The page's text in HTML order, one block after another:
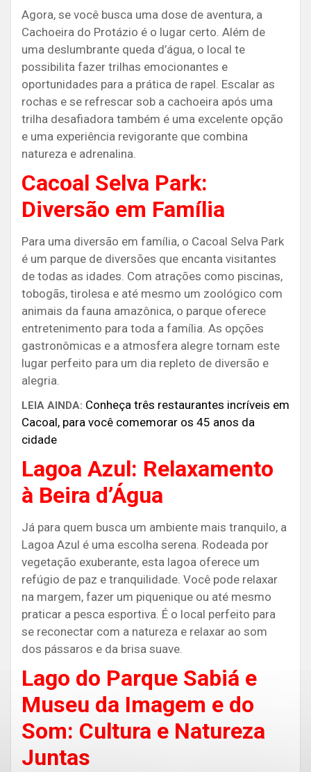
Agora, se você busca uma dose de aventura, a
Cachoeira do Protázio é o lugar certo. Além de
uma deslumbrante queda d’água, o local te
possibilita fazer trilhas emocionantes e
oportunidades para a prática de rapel. Escalar as
rochas e se refrescar sob a cachoeira após uma
trilha desafiadora também é uma excelente opção
e uma experiência revigorante que combina
natureza e adrenalina.
Cacoal Selva Park:
Diversão em Família
Para uma diversão em família, o Cacoal Selva Park
é um parque de diversões que encanta visitantes
de todas as idades. Com atrações como piscinas,
tobogãs, tirolesa e até mesmo um zoológico com
animais da fauna amazônica, o parque oferece
entretenimento para toda a família. As opções
gastronômicas e a atmosfera alegre tornam este
lugar perfeito para um dia repleto de diversão e
alegria.
LEIA AINDA: Conheça três restaurantes incríveis em
Cacoal, para você comemorar os 45 anos da
cidade
Lagoa Azul: Relaxamento
à Beira d’Água
Já para quem busca um ambiente mais tranquilo, a
Lagoa Azul é uma escolha serena. Rodeada por
vegetação exuberante, esta lagoa oferece um
refúgio de paz e tranquilidade. Você pode relaxar
na margem, fazer um piquenique ou até mesmo
praticar a pesca esportiva. É o local perfeito para
se reconectar com a natureza e relaxar ao som
dos pássaros e da brisa suave.
Lago do Parque Sabiá e
Museu da Imagem e do
Som: Cultura e Natureza
Juntas